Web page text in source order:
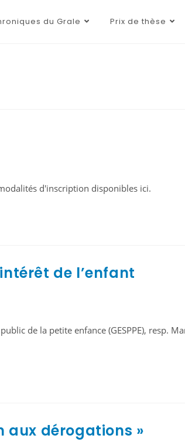
du Grale Prix de thèse
d'inscription disponibles ici.
de l’enfant
de la petite enfance (GESPPE), resp.
aux dérogations »